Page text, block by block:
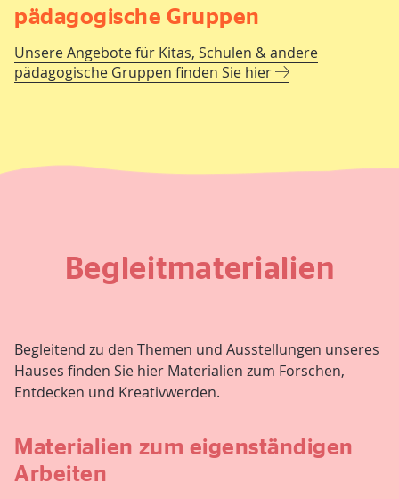
pädagogische Gruppen
Unsere Angebote für Kitas, Schulen & andere
pädagogische Gruppen finden Sie hier
Begleitmaterialien
Begleitend zu den Themen und Ausstellungen unseres
Hauses finden Sie hier Materialien zum Forschen,
Entdecken und Kreativwerden.
Materialien zum eigenständigen
Arbeiten